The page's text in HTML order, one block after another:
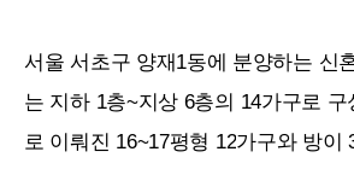
서울 서초구 양재1동에 분양하는 신
는 지하 1층~지상 6층의 14가구로 구
로 이뤄진 16~17평형 12가구와 방이